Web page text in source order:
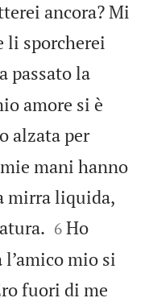
ancora? Mi
li sporcherei
passato la
amore si è
alzata per
mani hanno
mirra liquida,


6 Ho
mio si
fuori di me